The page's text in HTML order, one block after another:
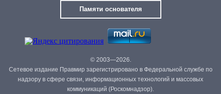
Памяти основателя
© 2003—2026.
Сетевое издание Правмир зарегистрировано в Федеральной службе по
надзору в сфере связи, информационных технологий и массовых
коммуникаций (Роскомнадзор).